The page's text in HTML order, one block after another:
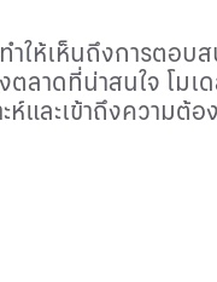
ให้เห็นถึงการตอบ
ลาดที่น่าสนใจ โมเ
ะห์และเข้าถึงความต้